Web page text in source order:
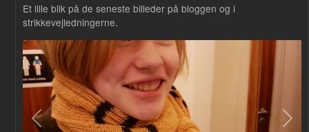
Et lille blik på de seneste billeder på bloggen og i
strikkevejledningerne.
Forrige